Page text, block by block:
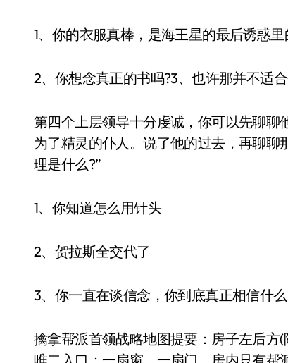
1、你的衣服真棒，是海王星的最后诱惑
2、你想念真正的书吗?3、也许那并不适
第四个上层领导十分虔诚，你可以先聊聊
为了精灵的仆人。说了他的过去，再聊聊
理是什么?”
1、你知道怎么用针头
2、贺拉斯全交代了
3、你一直在谈信念，你到底真正相信什
擒拿帮派首领战略地图提要：房子左后方